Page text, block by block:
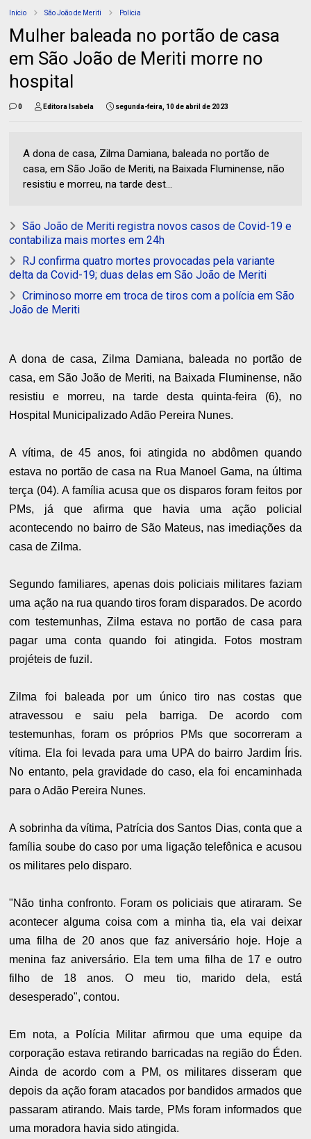
Início São João de Meriti Polícia
Mulher baleada no portão de casa
em São João de Meriti morre no
hospital
0 Editora Isabela segunda-feira, 10 de abril de 2023
A dona de casa, Zilma Damiana, baleada no portão de
casa, em São João de Meriti, na Baixada Fluminense, não
resistiu e morreu, na tarde dest...
São João de Meriti registra novos casos de Covid-19 e
contabiliza mais mortes em 24h
RJ confirma quatro mortes provocadas pela variante
delta da Covid-19; duas delas em São João de Meriti
Criminoso morre em troca de tiros com a polícia em São
João de Meriti
A dona de casa, Zilma Damiana, baleada no portão de
casa, em São João de Meriti, na Baixada Fluminense, não
resistiu e morreu, na tarde desta quinta-feira (6), no
Hospital Municipalizado Adão Pereira Nunes.
A vítima, de 45 anos, foi atingida no abdômen quando
estava no portão de casa na Rua Manoel Gama, na última
terça (04). A família acusa que os disparos foram feitos por
PMs, já que afirma que havia uma ação policial
acontecendo no bairro de São Mateus, nas imediações da
casa de Zilma.
Segundo familiares, apenas dois policiais militares faziam
uma ação na rua quando tiros foram disparados. De acordo
com testemunhas, Zilma estava no portão de casa para
pagar uma conta quando foi atingida. Fotos mostram
projéteis de fuzil.
Zilma foi baleada por um único tiro nas costas que
atravessou e saiu pela barriga. De acordo com
testemunhas, foram os próprios PMs que socorreram a
vítima. Ela foi levada para uma UPA do bairro Jardim Íris.
No entanto, pela gravidade do caso, ela foi encaminhada
para o Adão Pereira Nunes.
A sobrinha da vítima, Patrícia dos Santos Dias, conta que a
família soube do caso por uma ligação telefônica e acusou
os militares pelo disparo.
"Não tinha confronto. Foram os policiais que atiraram. Se
acontecer alguma coisa com a minha tia, ela vai deixar
uma filha de 20 anos que faz aniversário hoje. Hoje a
menina faz aniversário. Ela tem uma filha de 17 e outro
filho de 18 anos. O meu tio, marido dela, está
desesperado", contou.
Em nota, a Polícia Militar afirmou que uma equipe da
corporação estava retirando barricadas na região do Éden.
Ainda de acordo com a PM, os militares disseram que
depois da ação foram atacados por bandidos armados que
passaram atirando. Mais tarde, PMs foram informados que
uma moradora havia sido atingida.